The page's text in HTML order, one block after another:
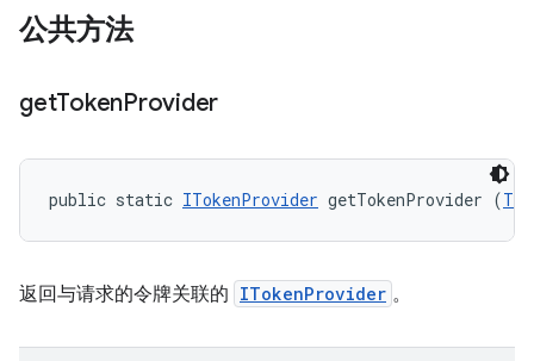
公共方法
getTokenProvider
public static ITokenProvider getTokenProvider (
返回与请求的令牌关联的 ITokenProvider 。